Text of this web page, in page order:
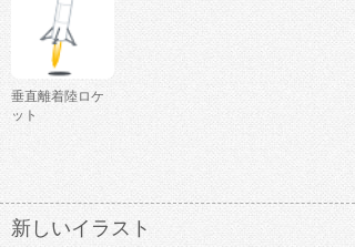
垂直離着陸ロケ
ット
新しいイラスト